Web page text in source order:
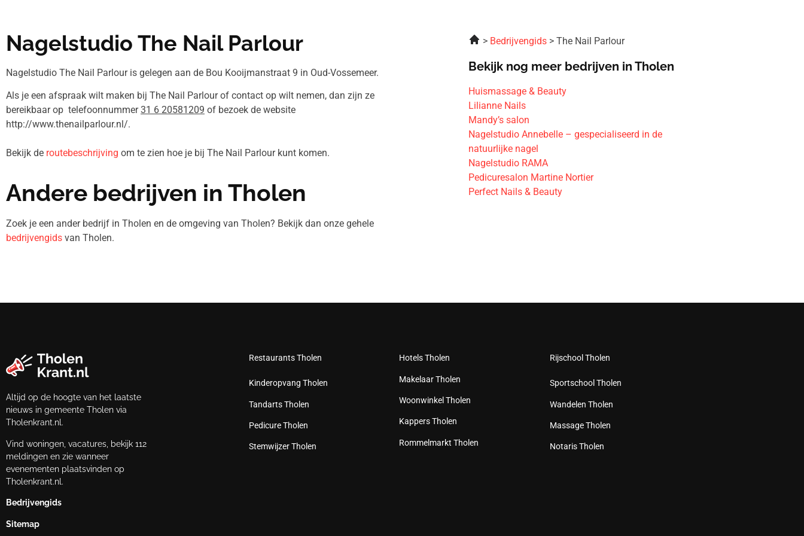
Nagelstudio The Nail Parlour
Nagelstudio The Nail Parlour is gelegen aan de Bou Kooijmanstraat 9 in Oud-Vossemeer.
Als je een afspraak wilt maken bij The Nail Parlour of contact op wilt nemen, dan zijn ze
bereikbaar op telefoonnummer31 6 20581209 of bezoek de website
http://www.thenailparlour.nl/.
Bekijk de routebeschrijving om te zien hoe je bij The Nail Parlour kunt komen.
Andere bedrijven in Tholen
Zoek je een ander bedrijf in Tholen en de omgeving van Tholen? Bekijk dan onze gehele
bedrijvengids van Tholen.
Bedrijvengids The Nail Parlour
Bekijk nog meer bedrijven in Tholen
Huismassage & Beauty
Lilianne Nails
Mandy’s salon
Nagelstudio Annebelle – gespecialiseerd in de
natuurlijke nagel
Nagelstudio RAMA
Pedicuresalon Martine Nortier
Perfect Nails & Beauty
Altijd op de hoogte van het laatste
nieuws in gemeente Tholen via
Tholenkrant.nl.
Vind woningen, vacatures, bekijk 112
meldingen en zie wanneer
evenementen plaatsvinden op
Tholenkrant.nl.
Bedrijvengids
Sitemap
Restaurants Tholen
Kinderopvang Tholen
Tandarts Tholen
Pedicure Tholen
Stemwijzer Tholen
Hotels Tholen
Makelaar Tholen
Woonwinkel Tholen
Kappers Tholen
Rommelmarkt Tholen
Rijschool Tholen
Sportschool Tholen
Wandelen Tholen
Massage Tholen
Notaris Tholen